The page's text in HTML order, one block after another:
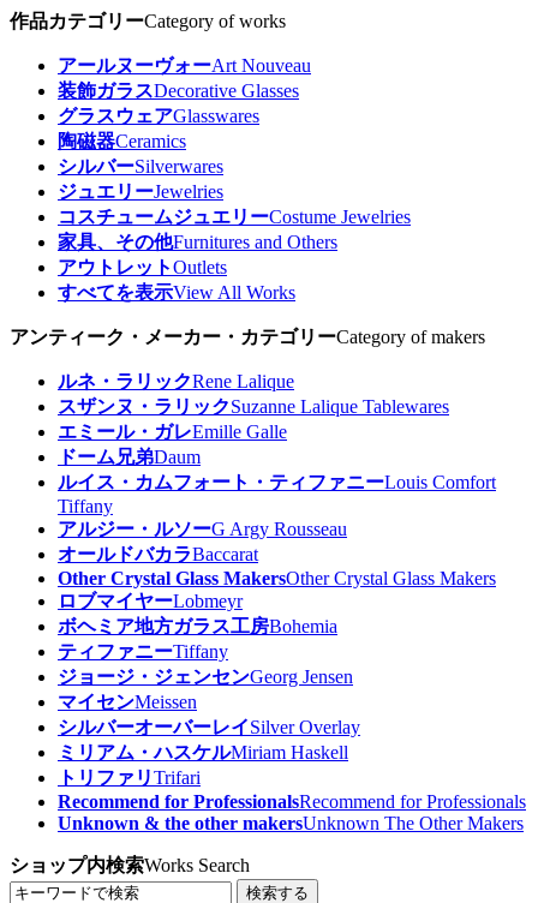
作品カテゴリーCategory of works
アールヌーヴォーArt Nouveau
装飾ガラスDecorative Glasses
グラスウェアGlasswares
陶磁器Ceramics
シルバーSilverwares
ジュエリーJewelries
コスチュームジュエリーCostume Jewelries
家具、その他Furnitures and Others
アウトレットOutlets
すべてを表示View All Works
アンティーク・メーカー・カテゴリーCategory of makers
ルネ・ラリックRene Lalique
スザンヌ・ラリックSuzanne Lalique Tablewares
エミール・ガレEmille Galle
ドーム兄弟Daum
ルイス・カムフォート・ティファニーLouis Comfort
Tiffany
アルジー・ルソーG Argy Rousseau
オールドバカラBaccarat
Other Crystal Glass MakersOther Crystal Glass Makers
ロブマイヤーLobmeyr
ボヘミア地方ガラス工房Bohemia
ティファニーTiffany
ジョージ・ジェンセンGeorg Jensen
マイセンMeissen
シルバーオーバーレイSilver Overlay
ミリアム・ハスケルMiriam Haskell
トリファリTrifari
Recommend for ProfessionalsRecommend for Professionals
Unknown & the other makersUnknown The Other Makers
ショップ内検索Works Search
検索する